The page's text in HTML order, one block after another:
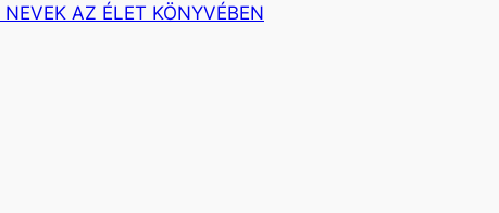
NEVEK AZ ÉLET KÖNYVÉBEN